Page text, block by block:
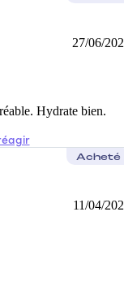
27/06/
Hydrate bien.
Acheté
11/04/